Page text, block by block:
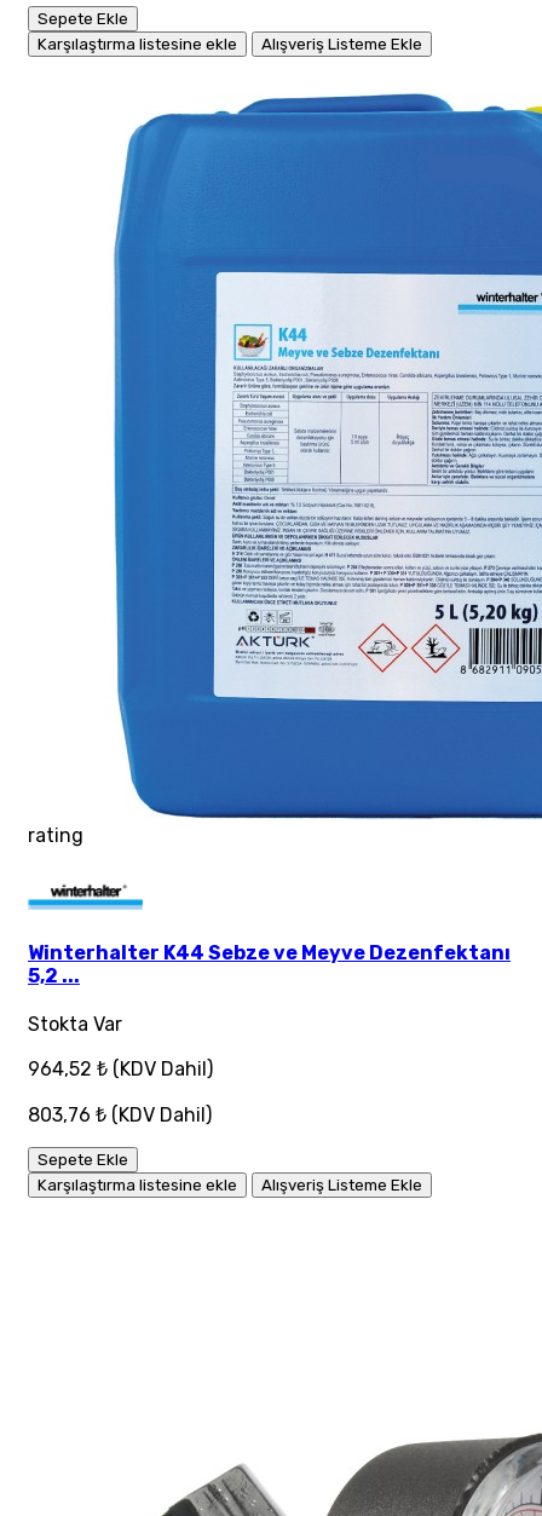
Sepete Ekle
Karşılaştırma listesine ekle
Alışveriş Listeme Ekle
rating
Winterhalter K44 Sebze ve Meyve Dezenfektanı
5,2 ...
Stokta Var
964,52 ₺ (KDV Dahil)
803,76 ₺ (KDV Dahil)
Sepete Ekle
Karşılaştırma listesine ekle
Alışveriş Listeme Ekle